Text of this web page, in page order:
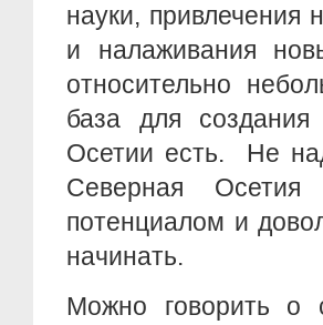
науки, привлечения
и налаживания
относительно
база для
Осетии есть. Не
Северная
потенциалом и
начинать.
Можно говорить о